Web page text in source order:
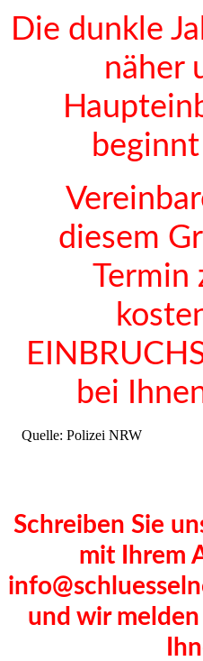
Die dunkle
näher
diesem
Termin
bei
Quelle: Polizei NRW
Schreiben Sie
mit Ihrem
und wir